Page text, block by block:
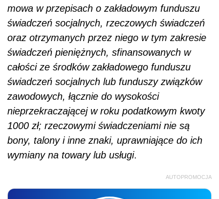
mowa w przepisach o zakładowym funduszu
świadczeń socjalnych, rzeczowych świadczeń
oraz otrzymanych przez niego w tym zakresie
świadczeń pieniężnych, sfinansowanych w
całości ze środków zakładowego funduszu
świadczeń socjalnych lub funduszy związków
zawodowych, łącznie do wysokości
nieprzekraczającej w roku podatkowym kwoty
1000 zł; rzeczowymi świadczeniami nie są
bony, talony i inne znaki, uprawniające do ich
wymiany na towary lub usługi.
AUTOPROMOCJA